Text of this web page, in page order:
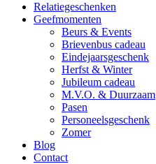
Relatiegeschenken
Geefmomenten
Beurs & Events
Brievenbus cadeau
Eindejaarsgeschenk
Herfst & Winter
Jubileum cadeau
M.V.O. & Duurzaam
Pasen
Personeelsgeschenk
Zomer
Blog
Contact